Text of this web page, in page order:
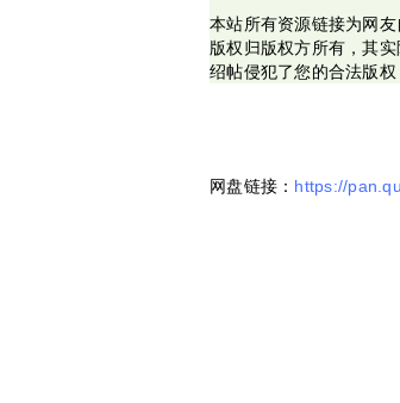
本站所有资源链接为网
版权归版权方所有，其
绍帖侵犯了您的合法版
网盘链接： https://